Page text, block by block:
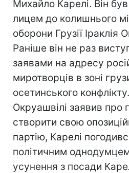
Михайло Карелі. Він
лицем до колишнього
оборони Грузії Іраклія
Ранiше він не раз
заявами на адресу
миротворців в зоні
осетинського
Окруашвілі заявив про
створити свою
партію, Карелі
політичним
усунення з посади